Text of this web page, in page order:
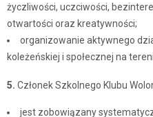
życzliwości, uczciwości,
otwartości oraz kreatywności;
organizowanie aktywnego
koleżeńskiej i społecznej na
5. Członek Szkolnego Klubu
jest zobowiązany